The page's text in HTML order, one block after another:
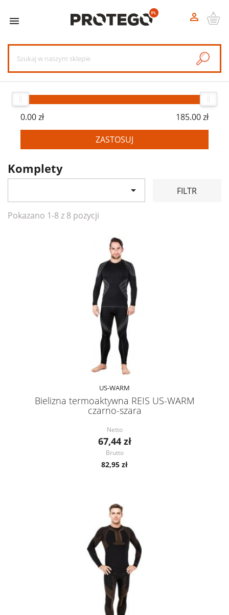
 
0.00 zł
185.00 zł
ZASTOSUJ
Komplety
 FILTR
Pokazano 1-8 z 8 pozycji
US-WARM
Bielizna termoaktywna REIS US-WARM
czarno-szara
Netto
67,44 zł
Brutto
82,95 zł